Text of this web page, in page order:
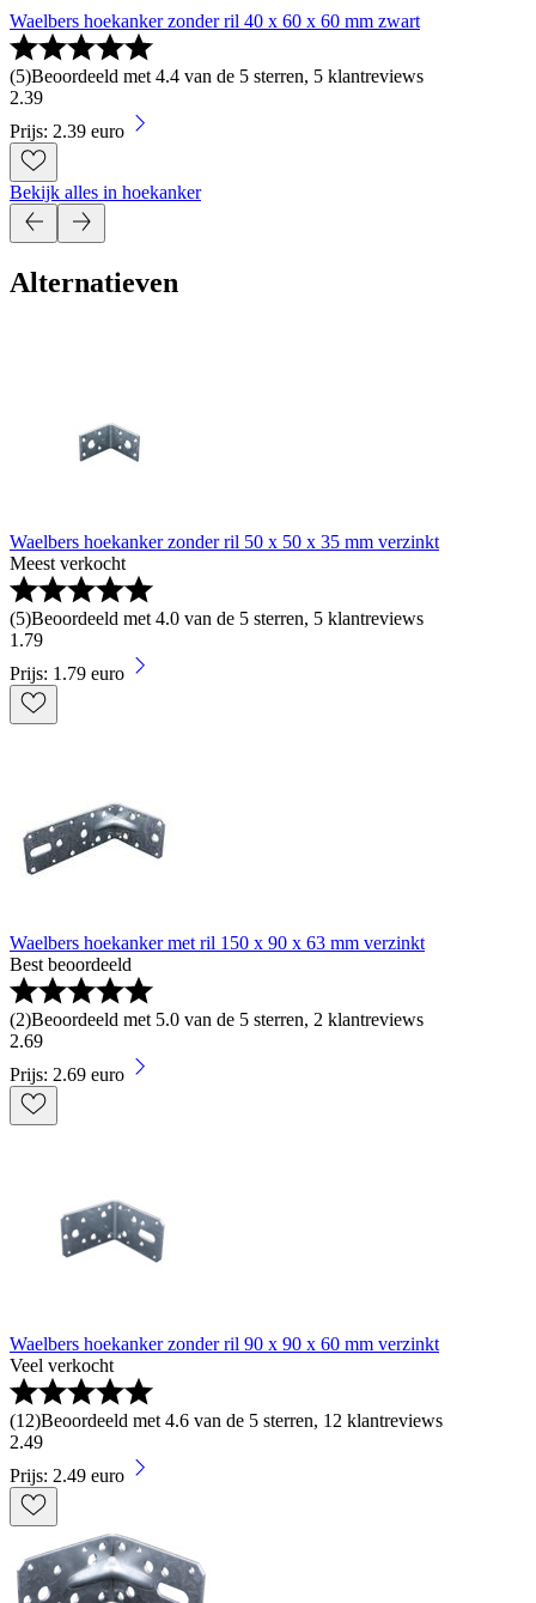
Waelbers hoekanker zonder ril 40 x 60 x 60 mm zwart
(5)Beoordeeld met 4.4 van de 5 sterren, 5 klantreviews
2.39
Prijs: 2.39 euro
Bekijk alles in hoekanker
Alternatieven
Waelbers hoekanker zonder ril 50 x 50 x 35 mm verzinkt
Meest verkocht
(5)Beoordeeld met 4.0 van de 5 sterren, 5 klantreviews
1 .79
Prijs: 1.79 euro
Waelbers hoekanker met ril 150 x 90 x 63 mm verzinkt
Best beoordeeld
(2)Beoordeeld met 5.0 van de 5 sterren, 2 klantreviews
2.69
Prijs: 2.69 euro
Waelbers hoekanker zonder ril 90 x 90 x 60 mm verzinkt
Veel verkocht
(12)Beoordeeld met 4.6 van de 5 sterren, 12 klantreviews
2.49
Prijs: 2.49 euro